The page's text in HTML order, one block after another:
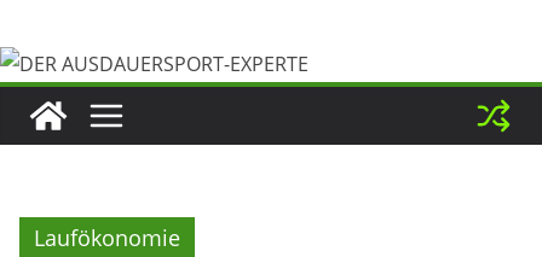
Laufökonomie